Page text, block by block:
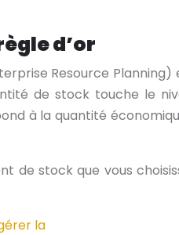
d’or
Resource
de stock touche le
à la quantité
de stock que vous
la